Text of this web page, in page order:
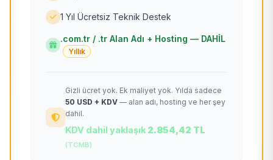
1 Yıl Ücretsiz Teknik Destek
.com.tr / .tr Alan Adı + Hosting — DAHİL
Yıllık
Gizli ücret yok. Ek maliyet yok. Yılda sadece
50 USD + KDV — alan adı, hosting ve her şey
dahil.
KDV dahil yaklaşık 2.854,42 TL
(TCMB)